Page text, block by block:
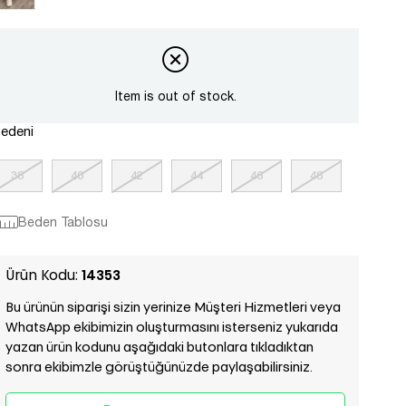
Item is out of stock.
38 40 42 44 46 48
Beden Tablosu
Ürün Kodu: 14353
Bu ürünün siparişi sizin yerinize Müşteri Hizmetleri veya
WhatsApp ekibimizin oluşturmasını isterseniz yukarıda
yazan ürün kodunu aşağıdaki butonlara tıkladıktan
sonra ekibimzle görüştüğünüzde paylaşabilirsiniz.